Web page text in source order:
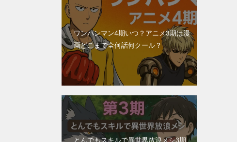
ワンパンマン4期いつ？アニメ3期は漫
画どこまで全何話何クール？
とんでもスキルで異世界放浪メシ3期